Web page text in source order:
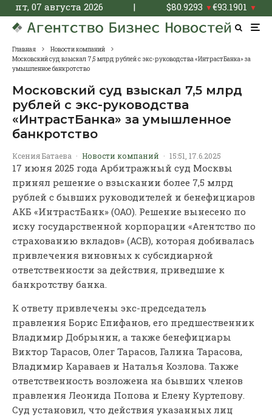
пт, 07 августа 2026 | $80.9293 ▼€93.1901 ▼
Главная
Новости компаний
Московский суд взыскал 7,5 млрд рублей с экс-руководства «ИнтрастБанка» за
умышленное банкротство
Московский суд взыскал 7,5 млрд
рублей с экс-руководства
«ИнтрастБанка» за умышленное
банкротство
Ксения Батаева · Новости компаний · 15:51, 17.6.2025
17 июня 2025 года Арбитражный суд Москвы
принял решение о взыскании более 7,5 млрд
рублей с бывших руководителей и бенефициаров
АКБ «ИнтрастБанк» (ОАО). Решение вынесено по
иску государственной корпорации «Агентство по
страхованию вкладов» (АСВ), которая добивалась
привлечения виновных к субсидиарной
ответственности за действия, приведшие к
банкротству банка.
К ответу привлечены экс-председатель
правления Борис Епифанов, его предшественник
Владимир Добрынин, а также бенефициары
Виктор Тарасов, Олег Тарасов, Галина Тарасова,
Владимир Караваев и Наталья Козлова. Также
ответственность возложена на бывших членов
правления Леонида Попова и Елену Куртепову.
Суд установил, что действия указанных лиц